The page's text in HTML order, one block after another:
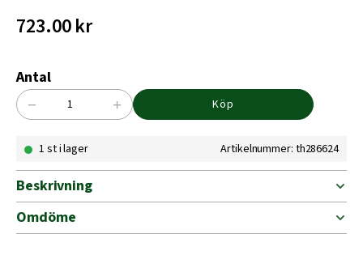
723.00kr
Antal
TRALLSKRUV
ZFMAX
mängd
− + Köp
1 st i lager Artikelnummer: th286624
Beskrivning
Omdöme